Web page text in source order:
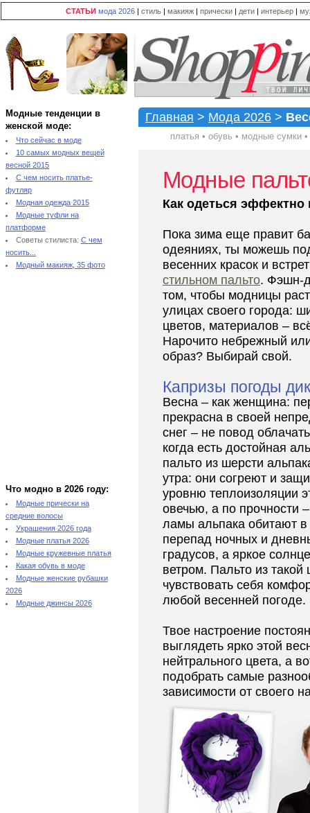
СТАТЬИ мода 2026 | стиль | макияж | прически | дети | интерьер |
Модные тенденции в
женской моде:
Что сейчас в моде
10 самых модных вещей
весной 2015
С чем носить платье-
футляр
Модная одежда 2015
Модные туфли на
платформе
Советы стилиста: С чем
носить...
Модный макияж, 35 фото
Что модно в 2026 году:
Модные прически на
средние волосы
Украшения 2026 года
Модные платья 2026
Модные кружевные платья
Какая обувь в моде
Модные женские рубашки
2026
Модные джинсы 2026
Главная > Мода 2026 >
платья • обувь • модные сумки •
Модные
Как одеться эффектно
Пока зима еще правит
одеяниях, ты можешь
весенних красок и
стильном пальто. Фэшн-
том, чтобы модницы
улицах своего города:
цветов, материалов –
Нарочито небрежный
образ? Выбирай свой.
Капризы погоды
Весна – как женщина:
прекрасна в своей
снег – не повод
когда есть достойная
пальто из шерсти
утра: они согреют и
уровню теплоизоляции
овечью, а по прочности
ламы альпака обитают
перепад ночных и
градусов, а яркое
ветром. Пальто из
чувствовать себя
любой весенней погоде.
Твое настроение
выглядеть ярко этой
нейтрального цвета, а
подобрать самые
зависимости от своего